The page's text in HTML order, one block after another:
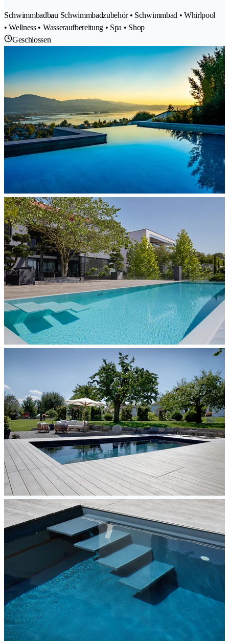
Schwimmbadbau Schwimmbadzubehör • Schwimmbad • Whirlpool
• Wellness • Wasseraufbereitung • Spa • Shop
Geschlossen